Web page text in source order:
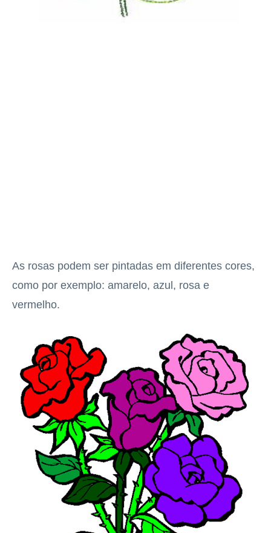
As rosas podem ser pintadas em diferentes cores,
como por exemplo: amarelo, azul, rosa e
vermelho.